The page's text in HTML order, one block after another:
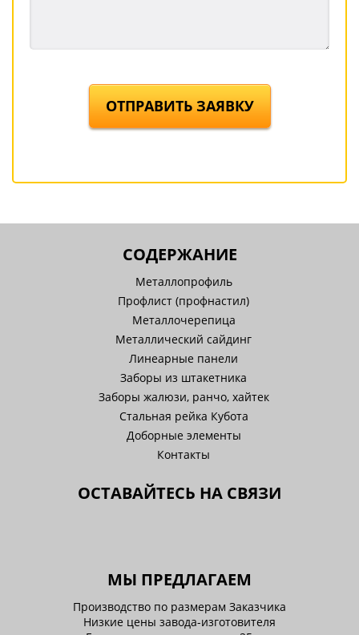
ОТПРАВИТЬ ЗАЯВКУ
СОДЕРЖАНИЕ
Металлопрофиль
Профлист (профнастил)
Металлочерепица
Металлический сайдинг
Линеарные панели
Заборы из штакетника
Заборы жалюзи, ранчо, хайтек
Стальная рейка Кубота
Доборные элементы
Контакты
ОСТАВАЙТЕСЬ НА СВЯЗИ
МЫ ПРЕДЛАГАЕМ
Производство по размерам Заказчика
Низкие цены завода-изготовителя